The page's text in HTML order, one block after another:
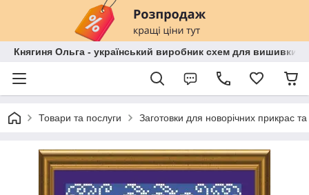
Княгиня Ольга - український виробник схем для вишивки
Товари та послуги Заготовки для новорічних прикрас